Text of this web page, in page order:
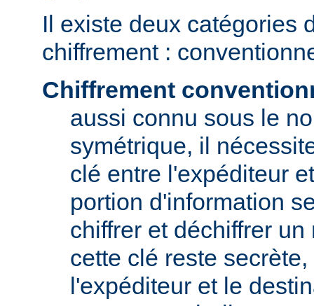
Il existe deux catégories
chiffrement :
Chiffrement
aussi connu sous le
symétrique, il
clé entre l'expéditeur
portion d'information
chiffrer et déchiffrer
cette clé reste
l'expéditeur et le